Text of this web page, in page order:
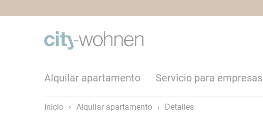
Alquilar apartamento Servicio para empresas
Inicio › Alquilar apartamento › Detalles